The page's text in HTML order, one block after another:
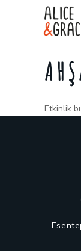
Etkinlik